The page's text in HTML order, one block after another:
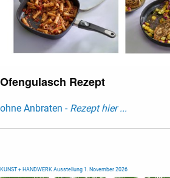
Ofengulasch Rezept
ohne Anbraten - Rezept hier ...
KUNST + HANDWERK Ausstellung 1. November 2026